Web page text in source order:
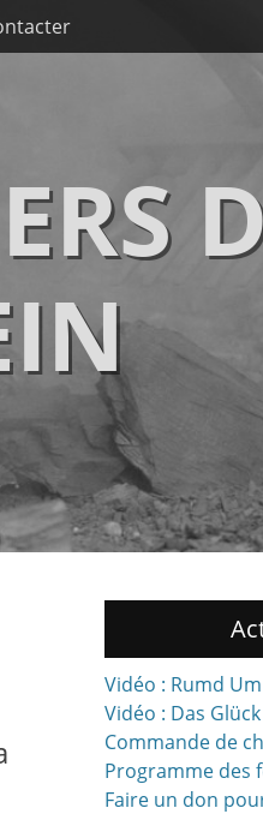
Vidéo : Rumd Um
Vidéo : Das Glück
Commande de
Programme des
Faire un don